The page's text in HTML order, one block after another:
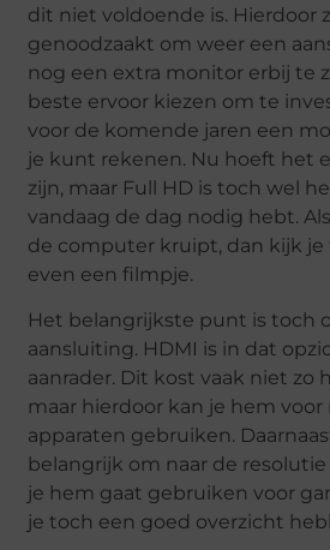
dit niet voldoende is. Hierdoor
genoodzaakt om weer een
nog een extra monitor erbij te
beste ervoor kiezen om te
voor de komende jaren een
je kunt rekenen. Nu hoeft het
zijn, maar Full HD is toch wel
vandaag de dag nodig hebt.
de computer kruipt, dan kijk je
even een filmpje.
Het belangrijkste punt is toch
aansluiting. HDMI is in dat
aanrader. Dit kost vaak niet zo
maar hierdoor kan je hem voor
apparaten gebruiken.
belangrijk om naar de
je hem gaat gebruiken voor
je toch een goed overzicht